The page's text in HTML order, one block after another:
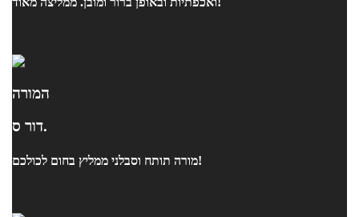
המורה
דור ס.
מורה תותח וסבלני ממליץ בחום לכולכם!